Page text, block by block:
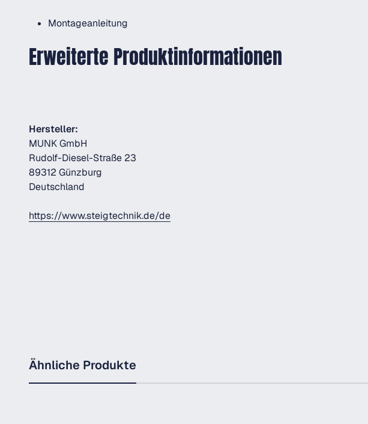
Montageanleitung
Erweiterte Produktinformationen
Hersteller:
MUNK GmbH
Rudolf-Diesel-Straße 23
89312 Günzburg
Deutschland
https://www.steigtechnik.de/de
Ähnliche Produkte